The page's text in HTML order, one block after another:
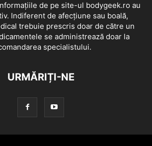
de pe site-ul bodygeek.ro au
Indiferent de afecțiune sau boală,
trebuie prescris doar de către un
se administrează doar la
specialistului.
URMĂRIȚI-NE